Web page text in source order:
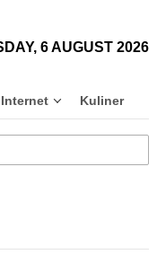
6 AUGUST 2026
Internet Kuliner